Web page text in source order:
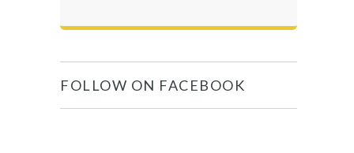
FOLLOW ON FACEBOOK